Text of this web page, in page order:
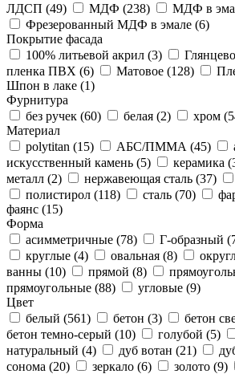
ЛДСП (49) МДФ (238) МДФ в
Фрезерованный МДФ в эмале (6)
Покрытие фасада
100% литьевой акрил (3)
пленка ПВХ (6) Матовое (128)
Шпон в лаке (1)
Фурнитура
без ручек (60) белая (2) хром (
Материал
polytitan (15) АБС/ПММА (45)
искусственный камень (5) керамика (
металл (2) нержавеющая сталь (37)
полистирол (118) сталь (70)
фаянс (15)
Форма
асимметричные (78) Г-образный (
круглые (4) овальная (8)
ванны (10) прямой (8)
прямоугольные (88) угловые (9)
Цвет
белый (561) бетон (3) бетон
бетон темно-серый (10) голубой (5)
натуральный (4) дуб вотан (21)
сонома (20) зеркало (6) золото (9)